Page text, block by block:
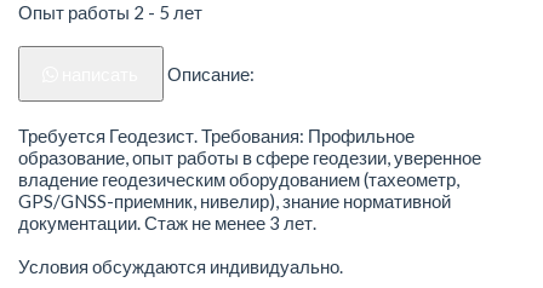
Опыт работы 2 - 5 лет
Описание:
Требуется Геодезист. Требования: Профильное
образование, опыт работы в сфере геодезии, уверенное
владение геодезическим оборудованием (тахеометр,
GPS/GNSS-приемник, нивелир), знание нормативной
документации. Стаж не менее 3 лет.
Условия обсуждаются индивидуально.